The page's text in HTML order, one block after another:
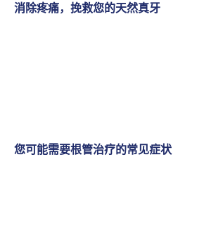
消除疼痛，挽救您的天然真牙
您可能需要根管治疗的常见症状